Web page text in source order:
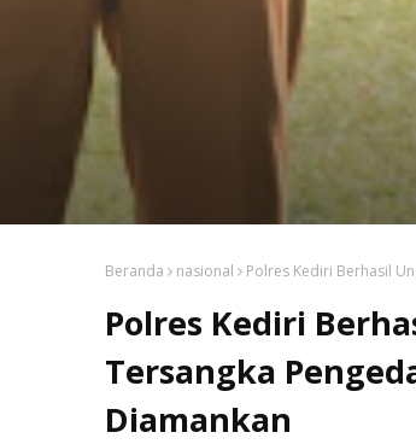
KAI Daop 7
Beranda nasional Polres Kediri Berhasil
Polres Kediri
Tersangka
Diamankan